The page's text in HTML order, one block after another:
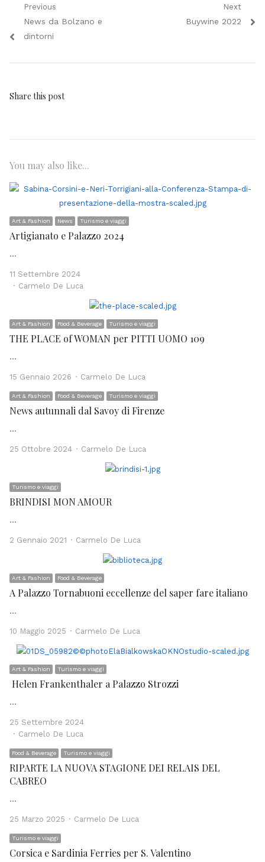
Navigazione
articoli
Previous
Previous
post:
News da Bolzano e
dintorni
Next
Next
Buywine 2022
Share this post
You may also like...
Art & Fashion News Turismo e viaggi
Artigianato e Palazzo 2024
…
11 Settembre 2024
Author
Carmelo De Luca
Art & Fashion Food & Beverage Turismo e viaggi
THE PLACE of WOMAN per PITTI UOMO 109
…
15 Gennaio 2026 Author
Carmelo De Luca
Art & Fashion Food & Beverage Turismo e viaggi
News autunnali dal Savoy di Firenze
…
25 Ottobre 2024 Author
Carmelo De Luca
Turismo e viaggi
BRINDISI MON AMOUR
…
2 Gennaio 2021 Author
Carmelo De Luca
Art & Fashion Food & Beverage
A Palazzo Tornabuoni eccellenze del saper fare italiano
…
10 Maggio 2025 Author
Carmelo De Luca
Art & Fashion Turismo e viaggi
Helen Frankenthaler a Palazzo Strozzi
…
25 Settembre 2024
Author
Carmelo De Luca
Food & Beverage Turismo e viaggi
RIPARTE LA NUOVA STAGIONE DEI RELAIS DEL
CABREO
…
25 Marzo 2025 Author
Carmelo De Luca
Turismo e viaggi
Corsica e Sardinia Ferries per S. Valentino